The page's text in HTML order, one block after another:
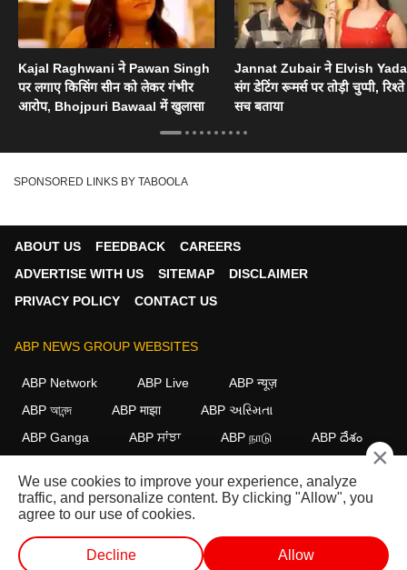
Kajal Raghwani ने Pawan Singh
पर लगाए किसिंग सीन को लेकर गंभीर
आरोप, Bhojpuri Bawaal में खुलासा
Jannat Zubair ने Elvish
संग डेटिंग रूमर्स पर तोड़ी चुप्पी,
सच बताया
SPONSORED LINKS BY TABOOLA
ABOUT US FEEDBACK
CAREERS
ADVERTISE WITH US
SITEMAP
DISCLAIMER
PRIVACY POLICY
CONTACT US
ABP NEWS GROUP WEBSITES
ABP Network ABP Live
ABP न्यूज़
ABP আনন্দ
ABP माझा
ABP અસ્મિતા
ABP Ganga
ABP ਸਾਂਝਾ ABP நாடு ABP దేశం
FOLLOW US
This website follows the DNPA Code of Ethics.
Copyright@2026.
All rights reserved.
×
We use cookies to improve your experience, analyze
traffic, and personalize content. By clicking "Allow", you
agree to our use of cookies.
Decline Allow